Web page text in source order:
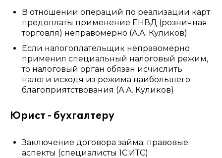
В отношении операций по реализации карт
предоплаты применение ЕНВД (розничная
торговля) неправомерно (А.А. Куликов)
Если налогоплательщик неправомерно
применил специальный налоговый режим,
то налоговый орган обязан исчислить
налоги исходя из режима наибольшего
благоприятствования (А.А. Куликов)
Юрист - бухгалтеру
Заключение договора займа: правовые
аспекты (специалисты 1С:ИТС)